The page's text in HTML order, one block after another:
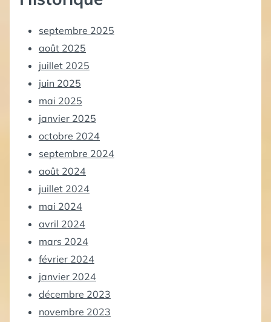
septembre 2025
août 2025
juillet 2025
juin 2025
mai 2025
janvier 2025
octobre 2024
septembre 2024
août 2024
juillet 2024
mai 2024
avril 2024
mars 2024
février 2024
janvier 2024
décembre 2023
novembre 2023